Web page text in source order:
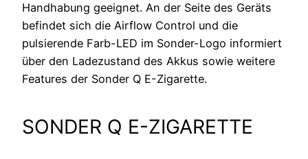
Handhabung geeignet. An der Seite des Geräts
befindet sich die Airflow Control und die
pulsierende Farb-LED im Sonder-Logo informiert
über den Ladezustand des Akkus sowie weitere
Features der Sonder Q E-Zigarette.
SONDER Q E-ZIGARETTE